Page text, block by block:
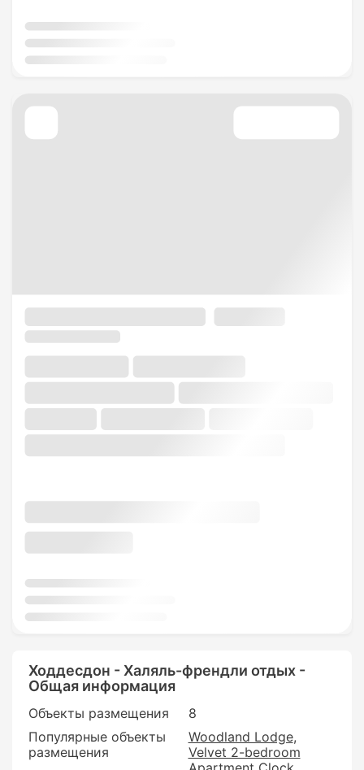
Ходдесдон - Халяль-френдли отдых -
Общая информация
Объекты размещения
8
Популярные объекты
размещения
Woodland Lodge
Velvet 2-bedroom